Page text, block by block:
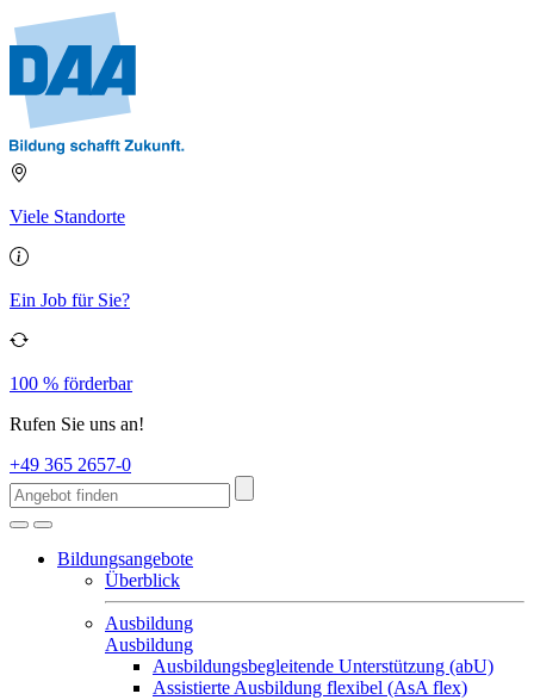
Viele Standorte
Ein Job für Sie?
100 % förderbar
Rufen Sie uns an!
+49 365 2657-0
Bildungsangebote
Überblick
Ausbildung
Ausbildung
Ausbildungsbegleitende Unterstützung (abU)
Assistierte Ausbildung flexibel (AsA flex)